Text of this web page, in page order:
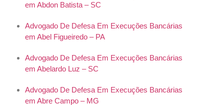
em Abdon Batista – SC
Advogado De Defesa Em Execuções Bancárias
em Abel Figueiredo – PA
Advogado De Defesa Em Execuções Bancárias
em Abelardo Luz – SC
Advogado De Defesa Em Execuções Bancárias
em Abre Campo – MG